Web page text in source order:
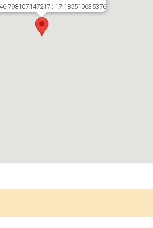
; 17.185510635376